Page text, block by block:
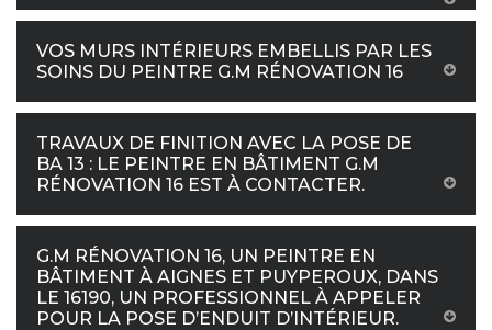
VOS MURS INTÉRIEURS EMBELLIS PAR LES
SOINS DU PEINTRE G.M RÉNOVATION 16
TRAVAUX DE FINITION AVEC LA POSE DE
BA 13 : LE PEINTRE EN BÂTIMENT G.M
RÉNOVATION 16 EST À CONTACTER.
G.M RÉNOVATION 16, UN PEINTRE EN
BÂTIMENT À AIGNES ET PUYPEROUX, DANS
LE 16190, UN PROFESSIONNEL À APPELER
POUR LA POSE D’ENDUIT D’INTÉRIEUR.